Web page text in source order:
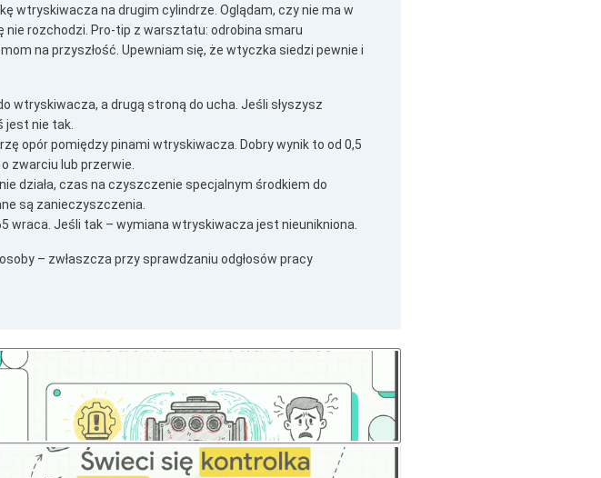
wtryskiwacza na drugim cylindrze. Oglądam, czy nie ma w
rozchodzi. Pro-tip z warsztatu: odrobina smaru
na przyszłość. Upewniam się, że wtyczka siedzi pewnie i
wtryskiwacza, a drugą stroną do ucha. Jeśli słyszysz
jest nie tak.
opór pomiędzy pinami wtryskiwacza. Dobry wynik to od 0,5
zwarciu lub przerwie.
działa, czas na czyszczenie specjalnym środkiem do
są zanieczyszczenia.
wraca. Jeśli tak – wymiana wtryskiwacza jest nieunikniona.
– zwłaszcza przy sprawdzaniu odgłosów pracy